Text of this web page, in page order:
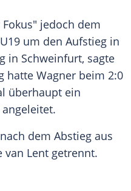
jedoch dem
U19 um den Aufstieg in
in Schweinfurt, sagte
hatte Wagner beim 2:0
überhaupt ein
angeleitet.
dem Abstieg aus
van Lent getrennt.